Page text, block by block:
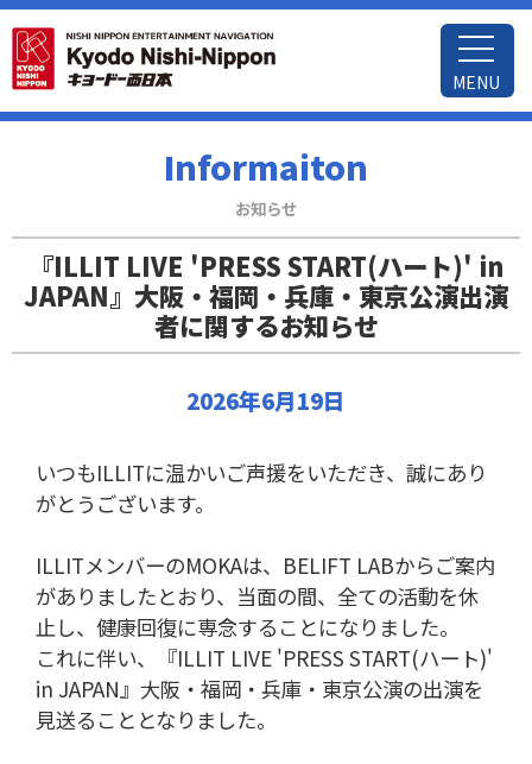
MENU
Informaiton
お知らせ
『ILLIT LIVE 'PRESS START(ハート)' in
JAPAN』大阪・福岡・兵庫・東京公演出演
者に関するお知らせ
2026年6月19日
いつもILLITに温かいご声援をいただき、誠にあり
がとうございます。
ILLITメンバーのMOKAは、BELIFT LABからご案内
がありましたとおり、当面の間、全ての活動を休
止し、健康回復に専念することになりました。
これに伴い、『ILLIT LIVE 'PRESS START(ハート)'
in JAPAN』大阪・福岡・兵庫・東京公演の出演を
見送ることとなりました。